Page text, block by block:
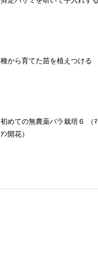
種から育てた苗を植えつける
初めての無農薬バラ栽培６ （ﾏ
ｱﾝ開花）